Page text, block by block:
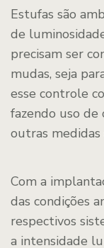
Estufas são
de
precisam ser
mudas, seja
esse controle
fazendo uso de
outras medidas
Com a
das condições
respectivos
a intensidade